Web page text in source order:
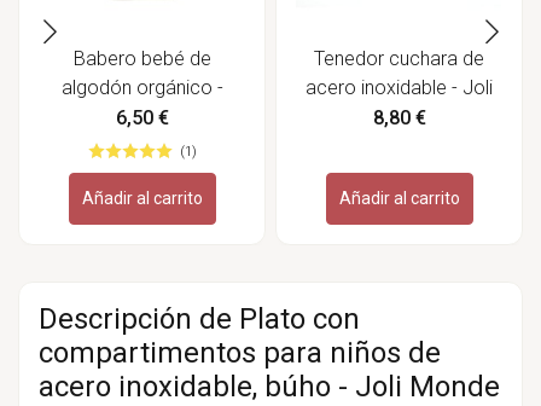
Babero bebé de
algodón orgánico -
Ecoterry
6,50 €
(1)
Añadir al carrito
Tenedor cuchara de
acero inoxidable - Joli
Monde
8,80 €
Añadir al carrito
Descripción de Plato con
compartimentos para niños de
acero inoxidable, búho - Joli Monde